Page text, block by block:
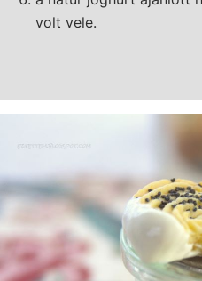
volt vele.